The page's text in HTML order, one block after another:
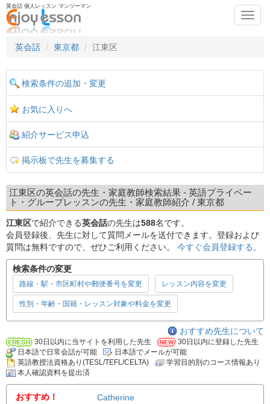
英会話 個人レッスン マンツーマン
英会話
東京都 江東区
検索条件の追加・変更
お気に入りへ
紹介サービス申込
掲示板で先生を募集する
江東区の英会話の先生・家庭教師検索結果 - 英語プライベー
ト・グループレッスンの先生・家庭教師紹介 / 東京都
江東区で紹介できる英会話の先生は588名です。
会員登録後、先生に対して質問メールを送付できます。登録および
質問は無料ですので、ぜひご利用ください。 今すぐ会員登録する。
検索条件の変更
路線・駅・市区町村や郵便番号を変更 レッスン内容を変更
性別・年齢・国籍・レッスン対象や料金を変更
おすすめ先生について
30日以内に当サイトを利用した先生
30日以内に登録した先生
日本語で日常会話が可能
日本語でメールが可能
英語教授法資格あり(TESL/TEFL/CELTA)
学習目的別のコース情報あり
本人確認資料を提出済
おすすめ！
Catherine